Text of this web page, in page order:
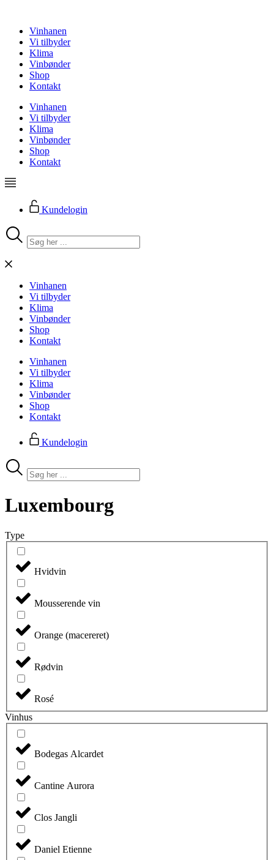
indholdVinhanen
Vi tilbyder
Klima
Vinbønder
Shop
Kontakt
Vinhanen
Vi tilbyder
Klima
Vinbønder
Shop
Kontakt
Kundelogin
Search
...
Vinhanen
Vi tilbyder
Klima
Vinbønder
Shop
Kontakt
Vinhanen
Vi tilbyder
Klima
Vinbønder
Shop
Kontakt
Kundelogin
Search
...
Luxembourg
Type
Hvidvin
Mousserende vin
Orange (macereret)
Rødvin
Rosé
Vinhus
Bodegas Alcardet
Cantine Aurora
Clos Jangli
Daniel Etienne